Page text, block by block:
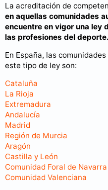
La acreditación de
en aquellas comunidades
encuentre en vigor una ley
las profesiones del deporte.
En España, las
este tipo de ley son:
Cataluña
La Rioja
Extremadura
Andalucía
Madrid
Región de Murcia
Aragón
Castilla y León
Comunidad Foral de Navarra
Comunidad Valenciana